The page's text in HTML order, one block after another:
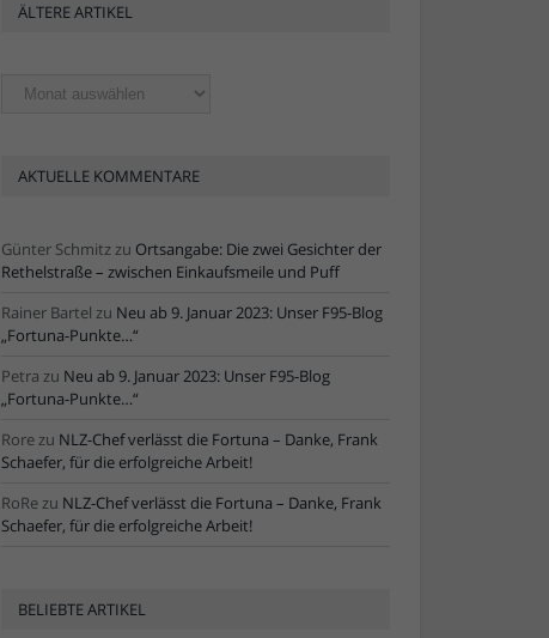
ÄLTERE ARTIKEL
Ältere
AKTUELLE KOMMENTARE
Günter Schmitzzu Ortsangabe: Die zwei Gesichter der
Rethelstraße – zwischen Einkaufsmeile und Puff
Rainer Bartel zu Neu ab 9. Januar 2023: Unser F95-Blog
„Fortuna-Punkte…“
Petra zu Neu ab 9. Januar 2023: Unser F95-Blog
„Fortuna-Punkte…“
Rorezu NLZ-Chef verlässt die Fortuna – Danke, Frank
Schaefer, für die erfolgreiche Arbeit!
RoRezu NLZ-Chef verlässt die Fortuna – Danke, Frank
Schaefer, für die erfolgreiche Arbeit!
BELIEBTE ARTIKEL